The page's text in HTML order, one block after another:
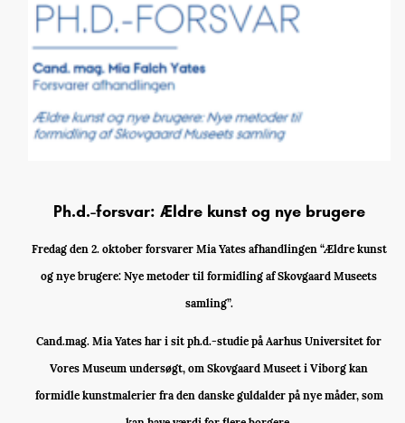
Ph.d.-forsvar: Ældre kunst og nye brugere
Fredag den 2. oktober forsvarer Mia Yates afhandlingen “Ældre kunst
og nye brugere: Nye metoder til formidling af Skovgaard Museets
samling”.
Cand.mag. Mia Yates har i sit ph.d.-studie på Aarhus Universitet for
Vores Museum undersøgt, om Skovgaard Museet i Viborg kan
formidle kunstmalerier fra den danske guldalder på nye måder, som